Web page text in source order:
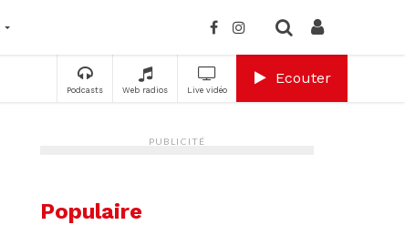
Podcasts Web radios Live vidéo
Ecouter
PUBLICITÉ
Populaire